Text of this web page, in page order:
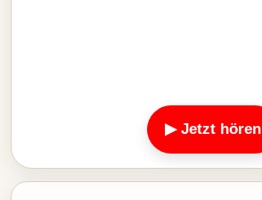
▶ Jetzt hören